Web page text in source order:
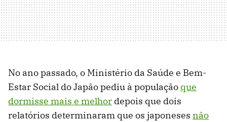
No ano passado, o Ministério da Saúde e Bem-
Estar Social do Japão pediu à população que
dormisse mais e melhor depois que dois
relatórios determinaram que os japoneses não